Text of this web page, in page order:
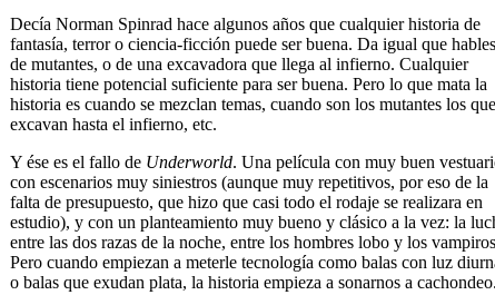
Decía Norman Spinrad hace algunos años que cualquier historia de
fantasía, terror o ciencia-ficción puede ser buena. Da igual que hables
de mutantes, o de una excavadora que llega al infierno. Cualquier
historia tiene potencial suficiente para ser buena. Pero lo que mata la
historia es cuando se mezclan temas, cuando son los mutantes los que
excavan hasta el infierno, etc.
Y ése es el fallo de Underworld. Una película con muy buen
con escenarios muy siniestros (aunque muy repetitivos, por eso de la
falta de presupuesto, que hizo que casi todo el rodaje se realizara en
estudio), y con un planteamiento muy bueno y clásico a la vez: la
entre las dos razas de la noche, entre los hombres lobo y los
Pero cuando empiezan a meterle tecnología como balas con luz
o balas que exudan plata, la historia empieza a sonarnos a cachondeo.